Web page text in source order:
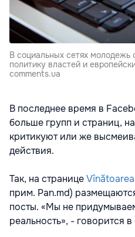
В социальных сетях молодежь
политику властей и
comments.ua
В последнее время в
больше групп и страниц,
критикуют или же
действия.
Так, на странице
прим. Pan.md)
посты. «Мы не
реальность», - говорится